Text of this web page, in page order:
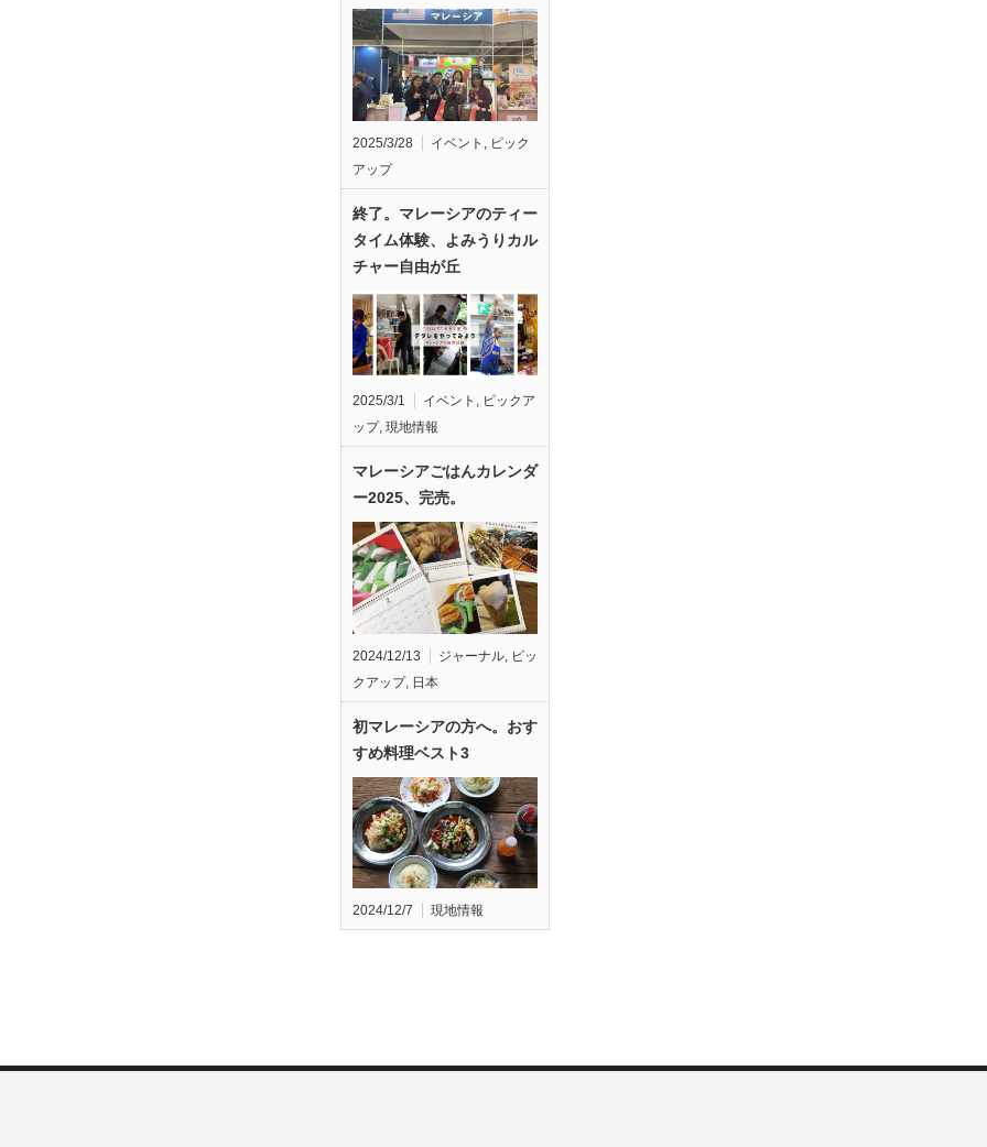
2025/3/28 イベント
ピック
アップ
終了。マレーシアのティー
タイム体験、よみうりカル
チャー自由が丘
2025/3/1 イベント , ピックア
ップ, 現地情報
マレーシアごはんカレンダ
ー2025、完売。
2024/12/13 ジャーナル ピッ
クアップ, 日本
初マレーシアの方へ。おす
すめ料理ベスト3
2024/12/7 現地情報